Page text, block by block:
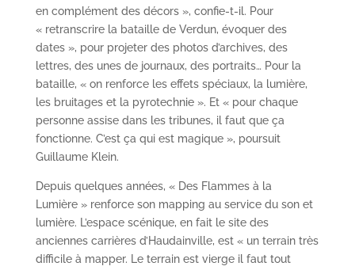
en complément des décors », confie-t-il. Pour
« retranscrire la bataille de Verdun, évoquer des
dates », pour projeter des photos d’archives, des
lettres, des unes de journaux, des portraits… Pour la
bataille, « on renforce les effets spéciaux, la lumière,
les bruitages et la pyrotechnie ». Et « pour chaque
personne assise dans les tribunes, il faut que ça
fonctionne. C’est ça qui est magique », poursuit
Guillaume Klein.
Depuis quelques années, « Des Flammes à la
Lumière » renforce son mapping au service du son et
lumière. L’espace scénique, en fait le site des
anciennes carrières d’Haudainville, est « un terrain très
difficile à mapper. Le terrain est vierge il faut tout